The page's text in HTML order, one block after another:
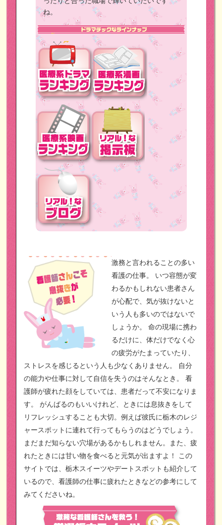
ね。
激務と言われることの多い
看護の仕事。
いつ容態が変
わるかもしれない患者さん
が心配で、気が抜けないと
いう人も多いのではないで
しょうか。
命の現場に携わ
るだけに、体だけでなく心
の疲労がたまっていたり、
ストレスを感じるという人も少なくありません。
自分
の能力や仕事に対して自信を失うのはそんなとき。
看
護師が疲れた顔をしていては、患者だって不安になりま
す。
がんばるのもいいけれど、ときには息抜きをして
リフレッシュすることも大切。例えば彼氏に栃木のレジ
ャースポットに連れて行ってもらうのはどうでしょう。
まだまだ知らない穴場があるかもしれません。また、疲
れたときには甘い物を食べると元気が出ますよ！
この
サイトでは、栃木スイーツやデートスポットも紹介して
いるので、看護師の仕事に疲れたときなどの参考にして
みてくださいね。